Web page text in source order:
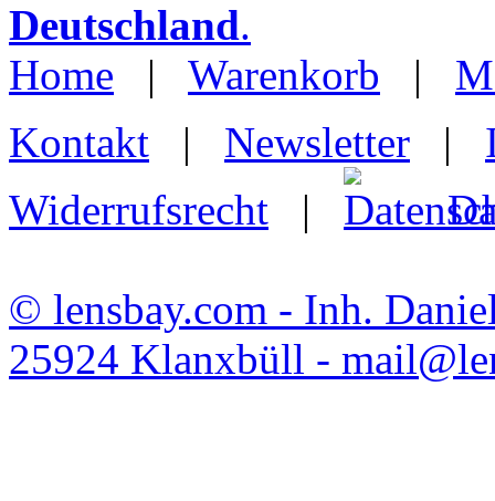
Deutschland.
Home | Warenkorb |
Kontakt | Newsletter |
Widerrufsrecht |
© lensbay.com - Inh.
25924 Klanxbüll -